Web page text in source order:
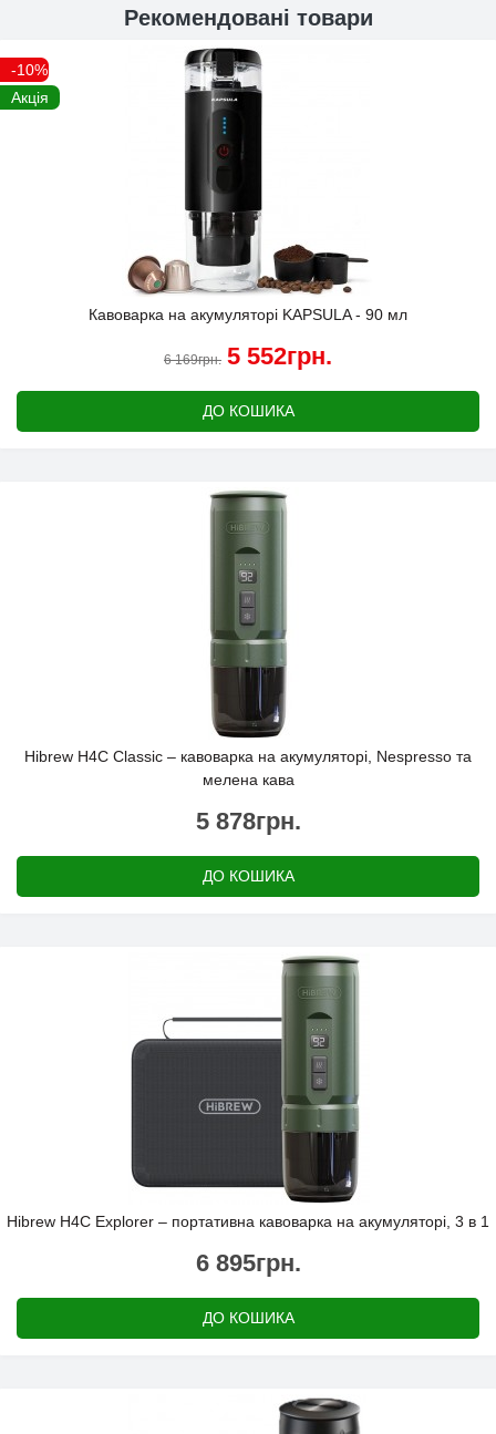
Рекомендовані товари
-10%
Акція
Кавоварка на акумуляторі KAPSULA - 90 мл
6 169грн. 5 552грн.
ДО КОШИКА
Hibrew H4C Classic – кавоварка на акумуляторі, Nespresso та
мелена кава
5 878грн.
ДО КОШИКА
Hibrew H4C Explorer – портативна кавоварка на акумуляторі, 3 в 1
6 895грн.
ДО КОШИКА